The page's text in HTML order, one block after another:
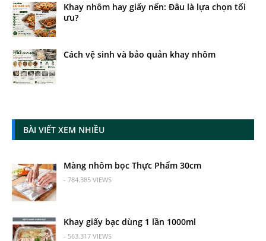
Khay nhôm hay giấy nến: Đâu là lựa chọn tối
ưu?
Cách vệ sinh và bảo quản khay nhôm
BÀI VIẾT XEM NHIỀU
Màng nhôm bọc Thực Phẩm 30cm
- 784.385 VIEWS
Khay giấy bạc dùng 1 lần 1000ml
- 563.317 VIEWS